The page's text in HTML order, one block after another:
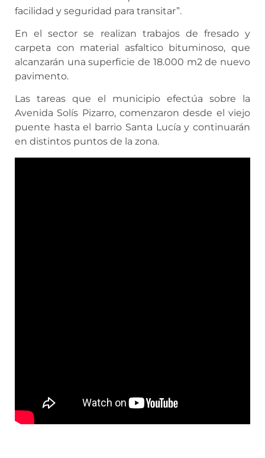
facilidad y seguridad para transitar”.
En el sector se realizan trabajos de fresado y
carpeta con material asfaltico bituminoso, que
alcanzarán una superficie de 18.000 m2 de nuevo
pavimento.
Las tareas que el municipio efectúa sobre la
Avenida Solís Pizarro, comenzaron desde el viejo
puente hasta el barrio Santa Lucía y continuarán
en distintos puntos de la zona.